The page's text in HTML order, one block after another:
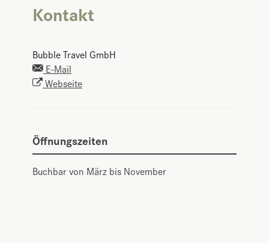
Kontakt
Bubble Travel GmbH
E-Mail
Webseite
Öffnungszeiten
Buchbar von März bis November